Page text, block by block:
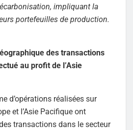
impliquant la
portefeuilles de production.
des transactions
au profit de l’Asie
d’opérations réalisées sur
et l’Asie Pacifique ont
transactions dans le secteur